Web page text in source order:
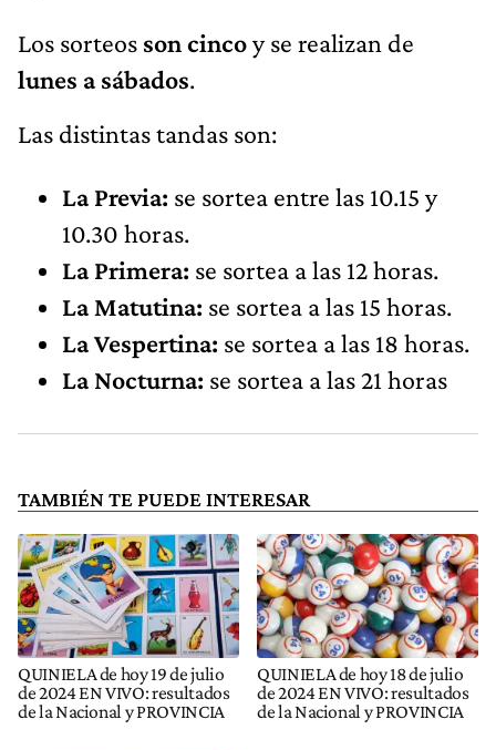
Los sorteos son cincoy se realizan de
lunes a sábados.
Las distintas tandas son:
La Previa: se sortea entre las 10.15 y
10.30 horas.
La Primera: se sortea a las 12 horas.
La Matutina: se sortea a las 15 horas.
La Vespertina: se sortea a las 18 horas.
La Nocturna: se sortea a las 21 horas
TAMBIÉN TE PUEDE INTERESAR
QUINIELA de hoy 19 de julio
de 2024 EN VIVO: resultados
de la Nacional y PROVINCIA
QUINIELA de hoy 18 de julio
de 2024 EN VIVO: resultados
de la Nacional y PROVINCIA